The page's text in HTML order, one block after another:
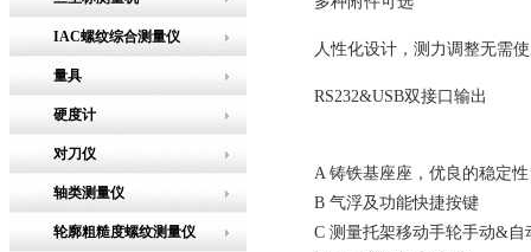
IAC螺纹综合测量仪
量具
硬度计
对刀仪
轴类测量仪
轮廓粗糙度螺纹测量仪
人性化设计，测力调整无需
RS232&USB双接口输出
A 铸铁基座座，优良的稳定性
B 气浮及功能快捷按键
C 测量托架移动手轮手动&自